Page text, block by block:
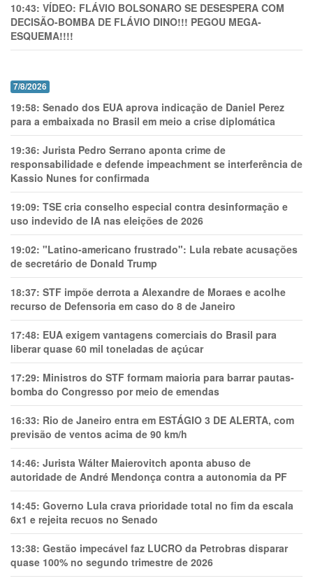
10:43: VÍDEO: FLÁVIO BOLSONARO SE DESESPERA COM
DECISÃO-BOMBA DE FLÁVIO DINO!!! PEGOU MEGA-
ESQUEMA!!!!
7/8/2026
19:58: Senado dos EUA aprova indicação de Daniel Perez
para a embaixada no Brasil em meio a crise diplomática
19:36: Jurista Pedro Serrano aponta crime de
responsabilidade e defende impeachment se interferência de
Kassio Nunes for confirmada
19:09: TSE cria conselho especial contra desinformação e
uso indevido de IA nas eleições de 2026
19:02: "Latino-americano frustrado": Lula rebate acusações
de secretário de Donald Trump
18:37: STF impõe derrota a Alexandre de Moraes e acolhe
recurso de Defensoria em caso do 8 de Janeiro
17:48: EUA exigem vantagens comerciais do Brasil para
liberar quase 60 mil toneladas de açúcar
17:29: Ministros do STF formam maioria para barrar pautas-
bomba do Congresso por meio de emendas
16:33: Rio de Janeiro entra em ESTÁGIO 3 DE ALERTA, com
previsão de ventos acima de 90 km/h
14:46: Jurista Wálter Maierovitch aponta abuso de
autoridade de André Mendonça contra a autonomia da PF
14:45: Governo Lula crava prioridade total no fim da escala
6x1 e rejeita recuos no Senado
13:38: Gestão impecável faz LUCRO da Petrobras disparar
quase 100% no segundo trimestre de 2026